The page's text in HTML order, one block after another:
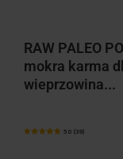
RAW PALEO
mokra karma
wieprzowina...
5.0 (39)